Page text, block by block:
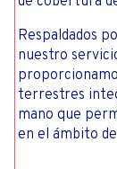
Respaldados
nuestro
terrestres
mano que
en el ámbito